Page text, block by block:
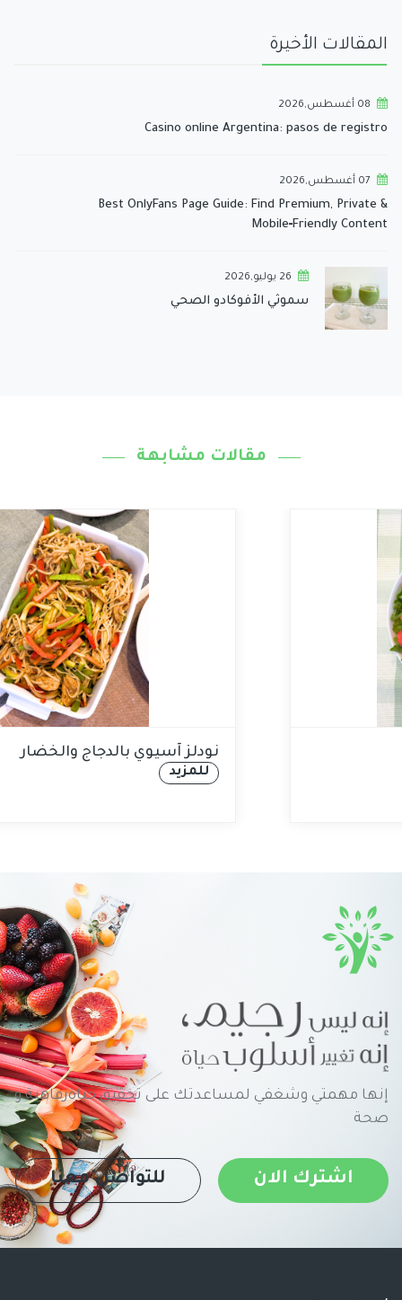
المقالات الأخيرة
08 أغسطس,2026
Casino online Argentina: pasos de registro
07 أغسطس,2026
Best OnlyFans Page Guide: Find Premium, Private &
Mobile‑Friendly Content
26 يوليو,2026
سموثي الأفوكادو الصحي
مقالات مشابهة
نودلز آسيوي
إنها مهمتي وشغفي لمساعدتك على تحقيق حياةرفاهية و
صحة
اشترك الان للتواصل معنا